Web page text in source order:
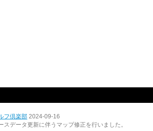
フ倶楽部 2024-09-16
スデータ更新に伴うマップ修正を行いました。